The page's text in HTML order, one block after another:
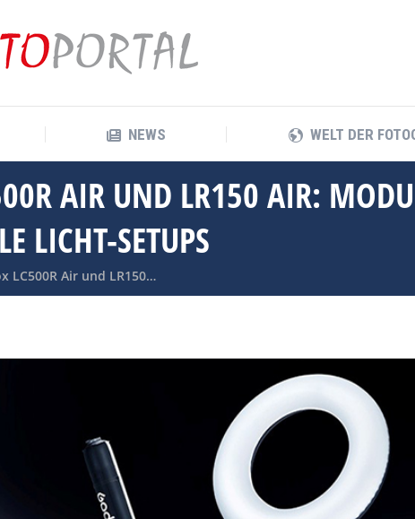
NEWS WELT DER
AIR UND LR150 AIR:
LICHT-SETUPS
LC500R Air und LR150…
NEWS